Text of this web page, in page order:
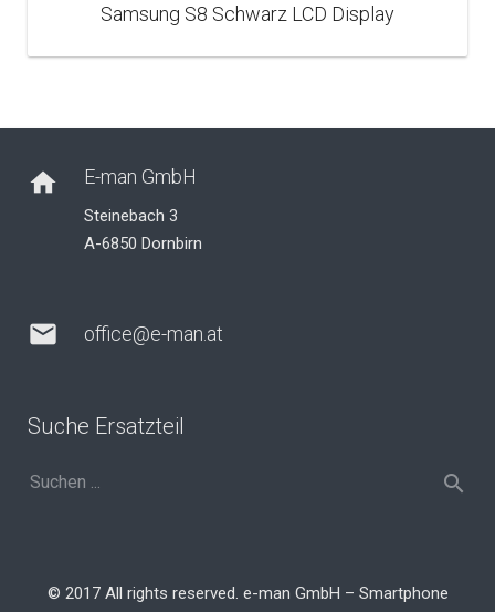
Samsung S8 Schwarz LCD Display
home E-man GmbH
Steinebach 3
A-6850 Dornbirn
mail office@e-man.at
Suche Ersatzteil
© 2017 All rights reserved. e-man GmbH – Smartphone